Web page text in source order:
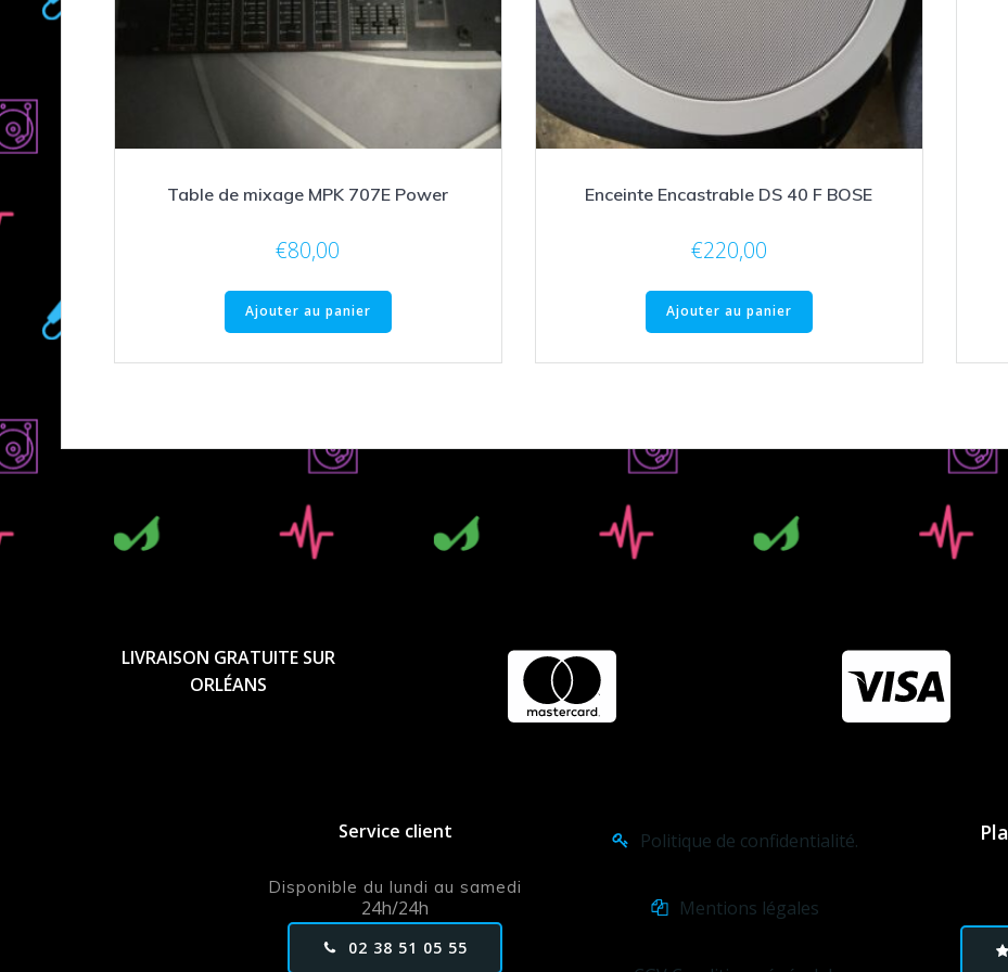
Table de mixage MPK 707E Power
€80,00
Ajouter au panier
Enceinte Encastrable DS 40 F BOSE
€220,00
Ajouter au panier
LIVRAISON GRATUITE SUR
ORLÉANS
Service client
Disponible du lundi au samedi
24h/24h
02 38 51 05 55
Politique de confidentialité.
Mentions légales